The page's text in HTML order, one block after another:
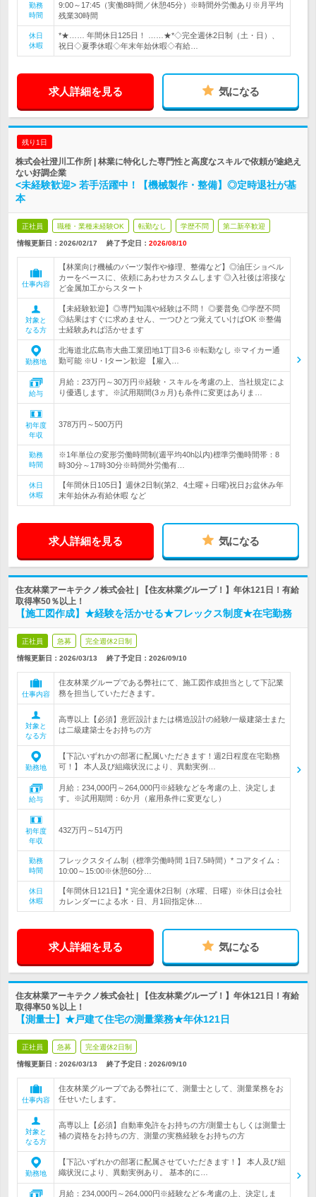
勤務
時間
9:00～17:45（実働8時間／休憩45分）※時間外労働あり※月平均
残業30時間
休日
休暇
*★…… 年間休日125日！ ……★*◇完全週休2日制（土・日）、
祝日◇夏季休暇◇年末年始休暇◇有給…
求人詳細を見る 気になる
残り1日
株式会社澄川工作所 | 林業に特化した専門性と高度なスキルで依頼が途絶え
ない好調企業
<未経験歓迎> 若手活躍中！【機械製作・整備】◎定時退社が基
本
正社員 職種・業種未経験OK 転勤なし 学歴不問 第二新卒歓迎
情報更新日：2026/02/17 終了予定日： 2026/08/10
仕事内容
【林業向け機械のパーツ製作や修理、整備など】◎油圧ショベル
カーをベースに、依頼にあわせカスタムします ◎入社後は溶接な
ど金属加工からスタート
対象と
なる方
【未経験歓迎】◎専門知識や経験は不問！ ◎要普免 ◎学歴不問
◎結果はすぐに求めません、一つひとつ覚えていけばOK ※整備
士経験あれば活かせます
勤務地
北海道北広島市大曲工業団地1丁目3-6 ※転勤なし ※マイカー通
勤可能 ※U・Iターン歓迎 【雇入…
給与
月給：23万円～30万円※経験・スキルを考慮の上、当社規定によ
り優遇します。※試用期間(3ヵ月)も条件に変更はありま…
初年度
年収
378万円～500万円
勤務
時間
※1年単位の変形労働時間制(週平均40h以内)標準労働時間帯：8
時30分～17時30分※時間外労働有…
休日
休暇
【年間休日105日】週休2日制(第2、4土曜＋日曜)祝日お盆休み年
末年始休み有給休暇 など
求人詳細を見る 気になる
住友林業アーキテクノ株式会社 | 【住友林業グループ！】年休121日！有給
取得率50％以上！
【施工図作成】★経験を活かせる★フレックス制度★在宅勤務
正社員 急募 完全週休2日制
情報更新日：2026/03/13 終了予定日： 2026/09/10
仕事内容
住友林業グループである弊社にて、施工図作成担当として下記業
務を担当していただきます。
対象と
なる方
高専以上【必須】意匠設計または構造設計の経験/一級建築士また
は二級建築士をお持ちの方
勤務地
【下記いずれかの部署に配属いただきます！週2日程度在宅勤務
可！】 本人及び組織状況により、異動実例…
給与
月給：234,000円～264,000円※経験などを考慮の上、決定しま
す。※試用期間：6か月（雇用条件に変更なし）
初年度
年収
432万円～514万円
勤務
時間
フレックスタイム制（標準労働時間 1日7.5時間）* コアタイム：
10:00～15:00※休憩60分…
休日
休暇
【年間休日121日】* 完全週休2日制（水曜、日曜）※休日は会社
カレンダーによる水・日、月1回指定休…
求人詳細を見る 気になる
住友林業アーキテクノ株式会社 | 【住友林業グループ！】年休121日！有給
取得率50％以上！
【測量士】★戸建て住宅の測量業務★年休121日
正社員 急募 完全週休2日制
情報更新日：2026/03/13 終了予定日： 2026/09/10
仕事内容
住友林業グループである弊社にて、測量士として、測量業務をお
任せいたします。
対象と
なる方
高専以上【必須】自動車免許をお持ちの方/測量士もしくは測量士
補の資格をお持ちの方、測量の実務経験をお持ちの方
勤務地
【下記いずれかの部署に配属させていただきます！】 本人及び組
織状況により、異動実例あり。 基本的に…
月給：234,000円～264,000円※経験などを考慮の上、決定しま